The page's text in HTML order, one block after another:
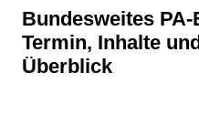
Bundesweites PA-
Termin, Inhalte
Überblick